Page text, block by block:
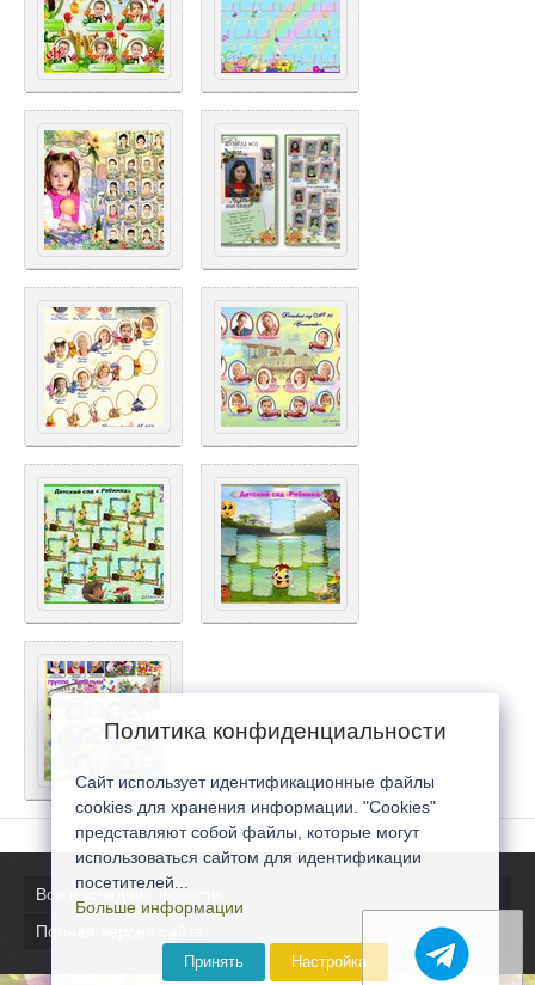
Все последние новости
Полная версия сайта
Политика конфиденциальности
Сайт использует идентификационные файлы
cookies для хранения информации. "Cookies"
представляют собой файлы, которые могут
использоваться сайтом для идентификации
посетителей...
Больше информации
Принять Настройка